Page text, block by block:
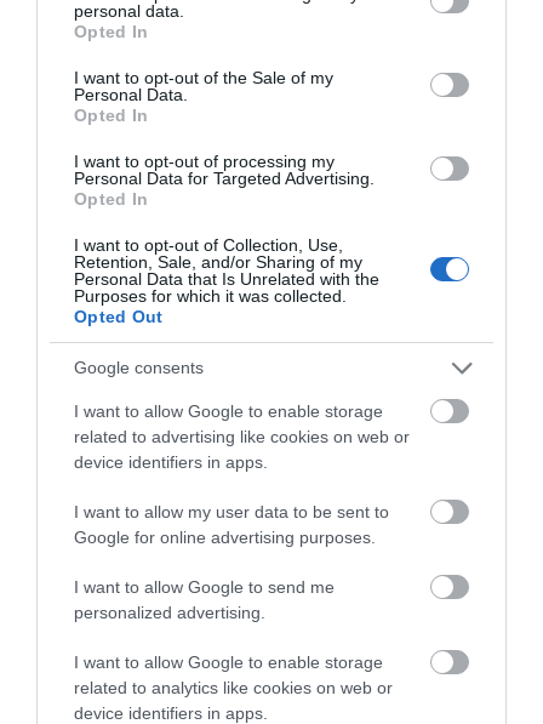
grant or deny consent to Google and its third-party tags to
use your data for below specified purposes in below Google
consent section.
personal data.
Opted In
I want to opt-out of the Sale of my
Personal Data.
Opted In
I want to opt-out of processing my
Personal Data for Targeted Advertising.
Opted In
I want to opt-out of Collection, Use,
Retention, Sale, and/or Sharing of my
Personal Data that Is Unrelated with the
Purposes for which it was collected.
Opted Out
Google consents
I want to allow Google to enable storage
related to advertising like cookies on web or
device identifiers in apps.
I want to allow my user data to be sent to
Google for online advertising purposes.
I want to allow Google to send me
personalized advertising.
I want to allow Google to enable storage
related to analytics like cookies on web or
device identifiers in apps.
65,99 € 35,79 €
GR-8/LF Φωτιστικό
Ασφαλείας
Διαθέσιμο
23,34 €
GRL-21 Φωτιστικό
Ασφαλείας
Διαθέσιμο